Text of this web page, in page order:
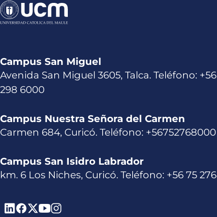
Campus San Miguel
Avenida San Miguel 3605, Talca. Teléfono: +56
298 6000
Campus Nuestra Señora del Carmen
Carmen 684, Curicó. Teléfono: +56752768000
Campus San Isidro Labrador
km. 6 Los Niches, Curicó. Teléfono: +56 75